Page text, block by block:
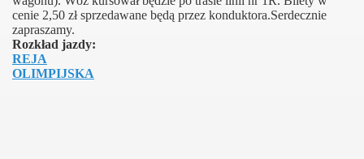
cenie 2,50 zł sprzedawane będą przez konduktora.Serdecznie
zapraszamy.
Rozkład jazdy:
REJA
OLIMPIJSKA